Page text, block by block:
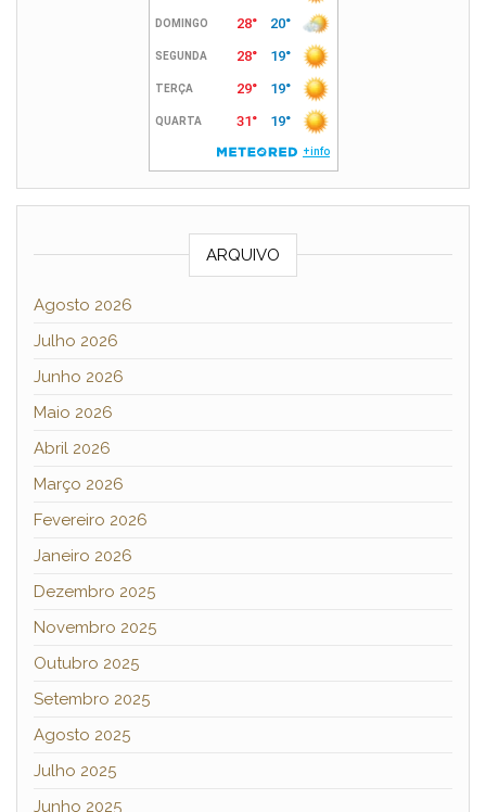
ARQUIVO
Agosto 2026
Julho 2026
Junho 2026
Maio 2026
Abril 2026
Março 2026
Fevereiro 2026
Janeiro 2026
Dezembro 2025
Novembro 2025
Outubro 2025
Setembro 2025
Agosto 2025
Julho 2025
Junho 2025